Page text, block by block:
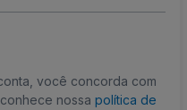
você concorda com
nossa política de